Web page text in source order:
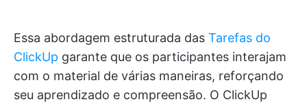
Essa abordagem estruturada das Tarefas do
ClickUp garante que os participantes interajam
com o material de várias maneiras, reforçando
seu aprendizado e compreensão. O ClickUp